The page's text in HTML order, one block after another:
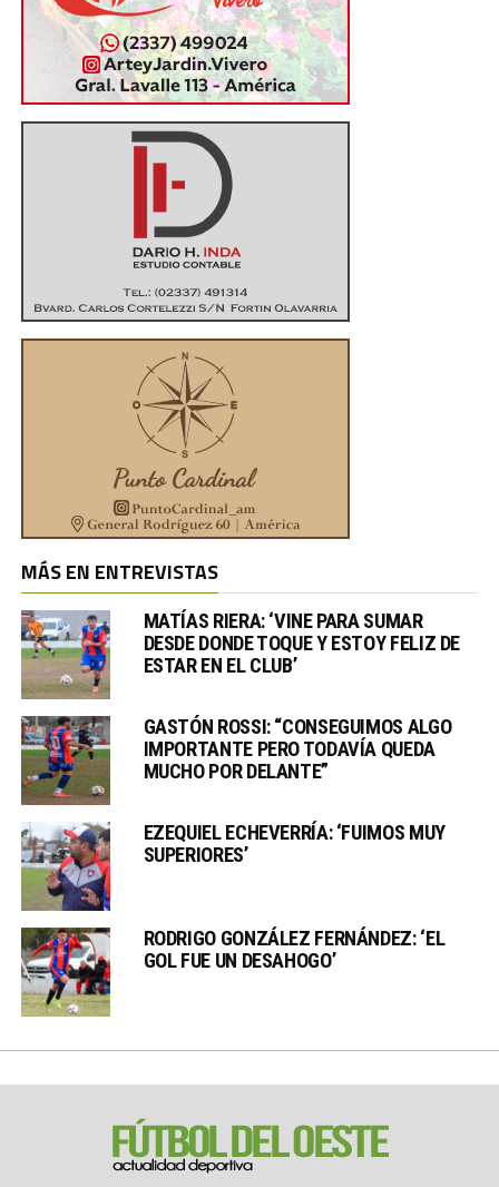
MÁS EN ENTREVISTAS
MATÍAS RIERA: ‘VINE PARA SUMAR
DESDE DONDE TOQUE Y ESTOY FELIZ DE
ESTAR EN EL CLUB’
GASTÓN ROSSI: “CONSEGUIMOS ALGO
IMPORTANTE PERO TODAVÍA QUEDA
MUCHO POR DELANTE”
EZEQUIEL ECHEVERRÍA: ‘FUIMOS MUY
SUPERIORES’
RODRIGO GONZÁLEZ FERNÁNDEZ: ‘EL
GOL FUE UN DESAHOGO’